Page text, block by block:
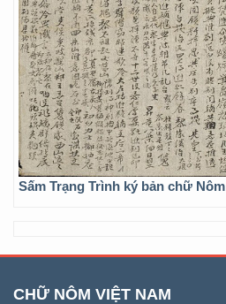
Sấm Trạng Trình ký bản chữ Nôm
CHỮ NÔM VIỆT NAM